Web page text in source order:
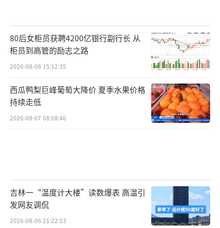
认为这个东西没必要纠结，否认漏电是为了避
免在医院争吵。
80后女柜员获聘4200亿银行副行长 从
柜员到高管的励志之路
2026-08-06 15:12:35
西瓜鸭梨巨峰葡萄大降价 夏季水果价格
持续走低
2026-08-07 08:08:46
吉林一“温度计大楼”读数爆表 高温引
发网友调侃
2026-08-06 21:22:53